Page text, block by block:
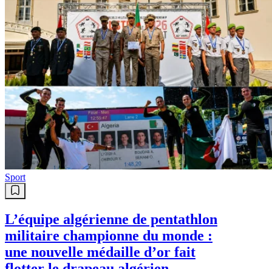
Sport
L’équipe algérienne de pentathlon
militaire championne du monde :